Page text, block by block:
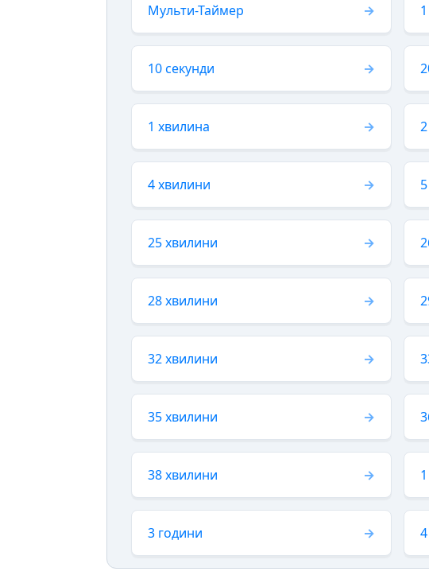
Мульти-Таймер
10 секунди
1 хвилина
4 хвилини
25 хвилини
28 хвилини
32 хвилини
35 хвилини
38 хвилини
3 години